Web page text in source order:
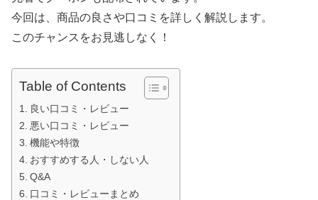
今回は、商品の良さや口コミを詳しく解説します。
このチャンスをお見逃しなく！
Table of Contents
良い口コミ・レビュー
悪い口コミ・レビュー
機能や特徴
おすすめする人・しない人
Q&A
口コミ・レビューまとめ